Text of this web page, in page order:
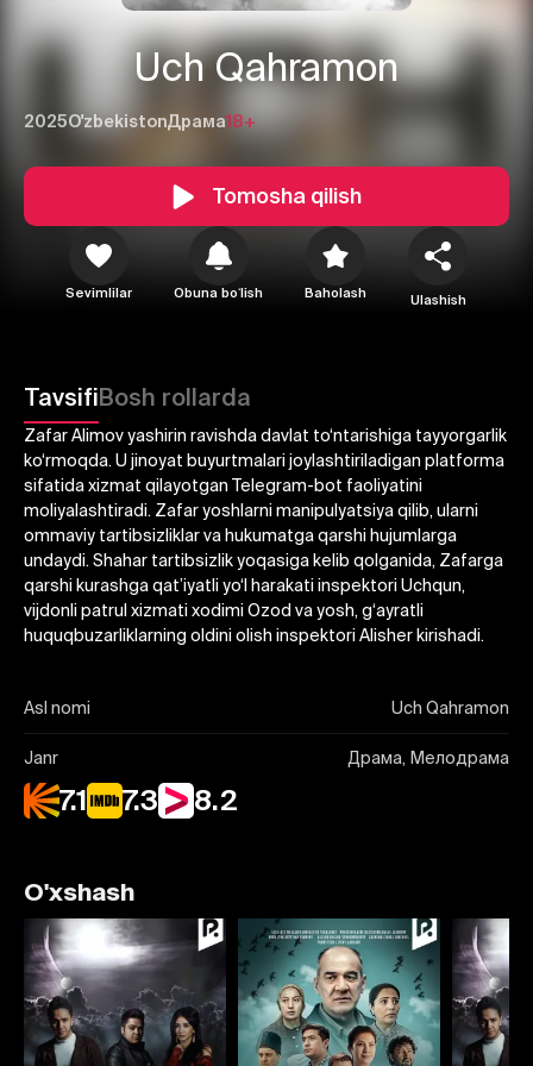
Uch Qahramon
2025O'zbekistonДрама18+
Tomosha qilish
Sevimlilar Obuna boʻlish Baholash Ulashish
TavsifiBosh rollarda
Zafar Alimov yashirin ravishda davlat to‘ntarishiga tayyorgarlik
ko‘rmoqda. U jinoyat buyurtmalari joylashtiriladigan platforma
sifatida xizmat qilayotgan Telegram-bot faoliyatini
moliyalashtiradi. Zafar yoshlarni manipulyatsiya qilib, ularni
ommaviy tartibsizliklar va hukumatga qarshi hujumlarga
undaydi. Shahar tartibsizlik yoqasiga kelib qolganida, Zafarga
qarshi kurashga qat’iyatli yo‘l harakati inspektori Uchqun,
vijdonli patrul xizmati xodimi Ozod va yosh, g‘ayratli
huquqbuzarliklarning oldini olish inspektori Alisher kirishadi.
Asl nomi Uch Qahramon
Janr Драма, Мелодрама
7.1 7.3 8.2
Yuborish
O'xshash
Bekor qilish